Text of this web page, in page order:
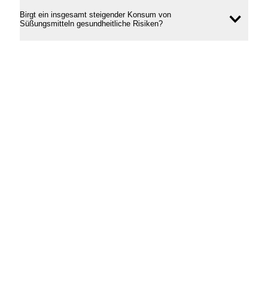
Birgt ein insgesamt steigender Konsum von
Süßungsmitteln gesundheitliche Risiken?